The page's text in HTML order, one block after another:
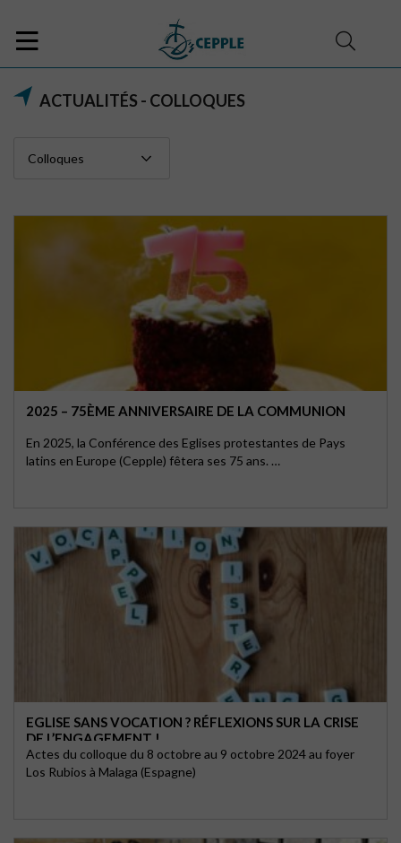
ACTUALITÉS - COLLOQUES
2025 – 75ÈME ANNIVERSAIRE DE LA COMMUNION
En 2025, la Conférence des Eglises protestantes de Pays
latins en Europe (Cepple) fêtera ses 75 ans. …
EGLISE SANS VOCATION ? RÉFLEXIONS SUR LA CRISE
DE L’ENGAGEMENT !
Actes du colloque du 8 octobre au 9 octobre 2024 au foyer
Los Rubios à Malaga (Espagne)